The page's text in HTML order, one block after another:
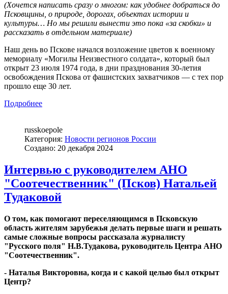
(Хочется написать сразу о многом: как удобнее добраться до
Псковщины, о природе, дорогах, объектах истории и
культуры… Но мы решили вынести это пока «за скобки» и
рассказать в отдельном материале)
Наш день во Пскове начался возложение цветов к военному
мемориалу «Могилы Неизвестного солдата», который был
открыт 23 июля 1974 года, в дни празднования 30-летия
освобождения Пскова от фашистских захватчиков — с тех пор
прошло еще 30 лет.
Подробнее
russkoepole
Категория: Новости регионов России
Создано: 20 декабря 2024
Интервью с руководителем АНО
"Соотечественник" (Псков) Натальей
Тудаковой
О том, как помогают переселяющимся в Псковскую
область жителям зарубежья делать первые шаги и решать
самые сложные вопросы рассказала журналисту
"Русского поля" Н.В.Тудакова, руководитель Центра АНО
"Соотечественник".
- Наталья Викторовна, когда и с какой целью был открыт
Центр?